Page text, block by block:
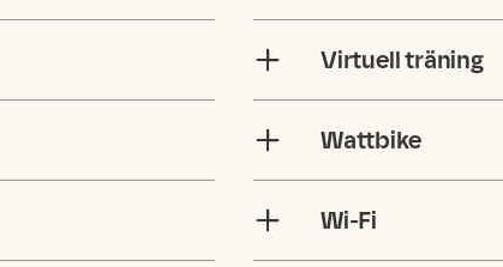
Virtuell träning
Wattbike
Wi-Fi